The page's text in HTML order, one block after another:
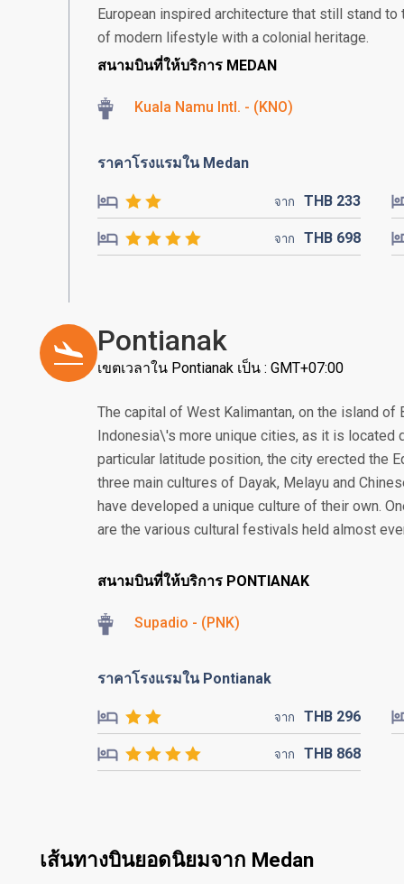
European inspired architecture that still stand
of modern lifestyle with a colonial heritage.
สนามบินที่ให้บริการ MEDAN
Kuala Namu Intl. - (KNO)
ราคาโรงแรมใน Medan
จาก THB 233
จาก THB 698
Pontianak
เขตเวลาใน Pontianak เป็น : GMT+07:00
The capital of West Kalimantan, on the island of
Indonesia\'s more unique cities, as it is located
particular latitude position, the city erected the
three main cultures of Dayak, Melayu and
have developed a unique culture of their own.
are the various cultural festivals held almost
สนามบินที่ให้บริการ PONTIANAK
Supadio - (PNK)
ราคาโรงแรมใน Pontianak
จาก THB 296
จาก THB 868
เส้นทางบินยอดนิยมจาก Medan